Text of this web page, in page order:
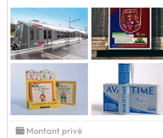
Montant privé